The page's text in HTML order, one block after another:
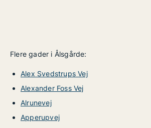
Flere gader i Ålsgårde:
Alex Svedstrups Vej
Alexander Foss Vej
Alrunevej
Apperupvej